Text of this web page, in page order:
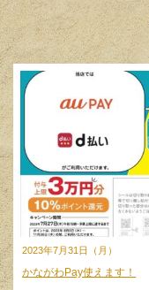
2023年7月31日（月）
かながわPay使えます！